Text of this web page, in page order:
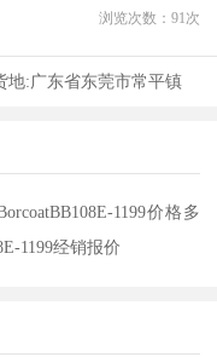
浏览次数： 91次
地:广东省东莞市常平镇
1199价格多
1199经销报价